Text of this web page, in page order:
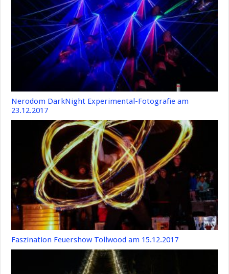
Nerodom DarkNight Experimental-Fotografie am
23.12.2017
Faszination Feuershow Tollwood am 15.12.2017